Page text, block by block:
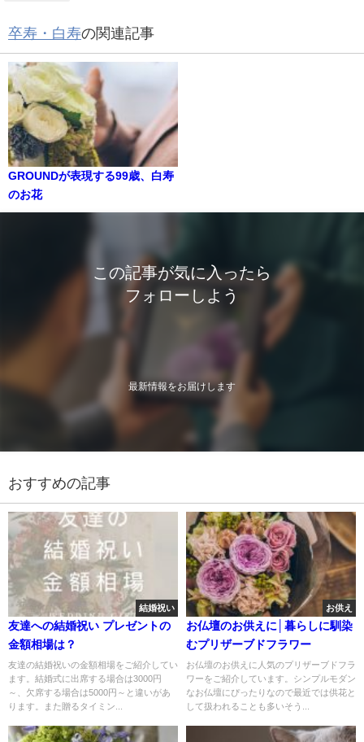
卒寿・白寿の関連記事
GROUNDが表現する99歳、白寿
のお花
この記事が気に入ったら
フォローしよう
最新情報をお届けします
おすすめの記事
結婚祝い
友達への結婚祝い プレゼントの
金額相場は？
友達の結婚祝いの金額相場をご紹介してい
ます。結婚式に出席する場合は3000円
～、欠席する場合は5000円～と違いがあ
ります。また贈るタイミン...
お供え
お仏壇のお供えに│暮らしに馴染
むプリザーブドフラワー
お仏壇のお供えに人気のプリザーブドフラ
ワーをご紹介しています。シンプルモダン
なお仏壇にぴったりなので最近では供花と
して扱われることも多いそう...